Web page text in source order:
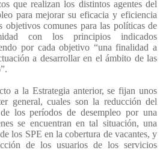
que realizan los distintos agentes del
para mejorar su eficacia y eficiencia
objetivos comunes para las políticas de
con los principios indicados
por cada objetivo “una finalidad a
a desarrollar en el ámbito de las
a la Estrategia anterior, se fijan unos
general, cuales son la reducción del
los períodos de desempleo por una
se encuentran en tal situación, una
los SPE en la cobertura de vacantes, y
de los usuarios de los servicios